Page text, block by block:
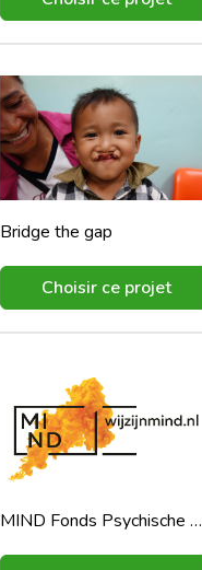
Bridge the gap
Choisir ce projet
MIND Fonds Psychische Gezondheid